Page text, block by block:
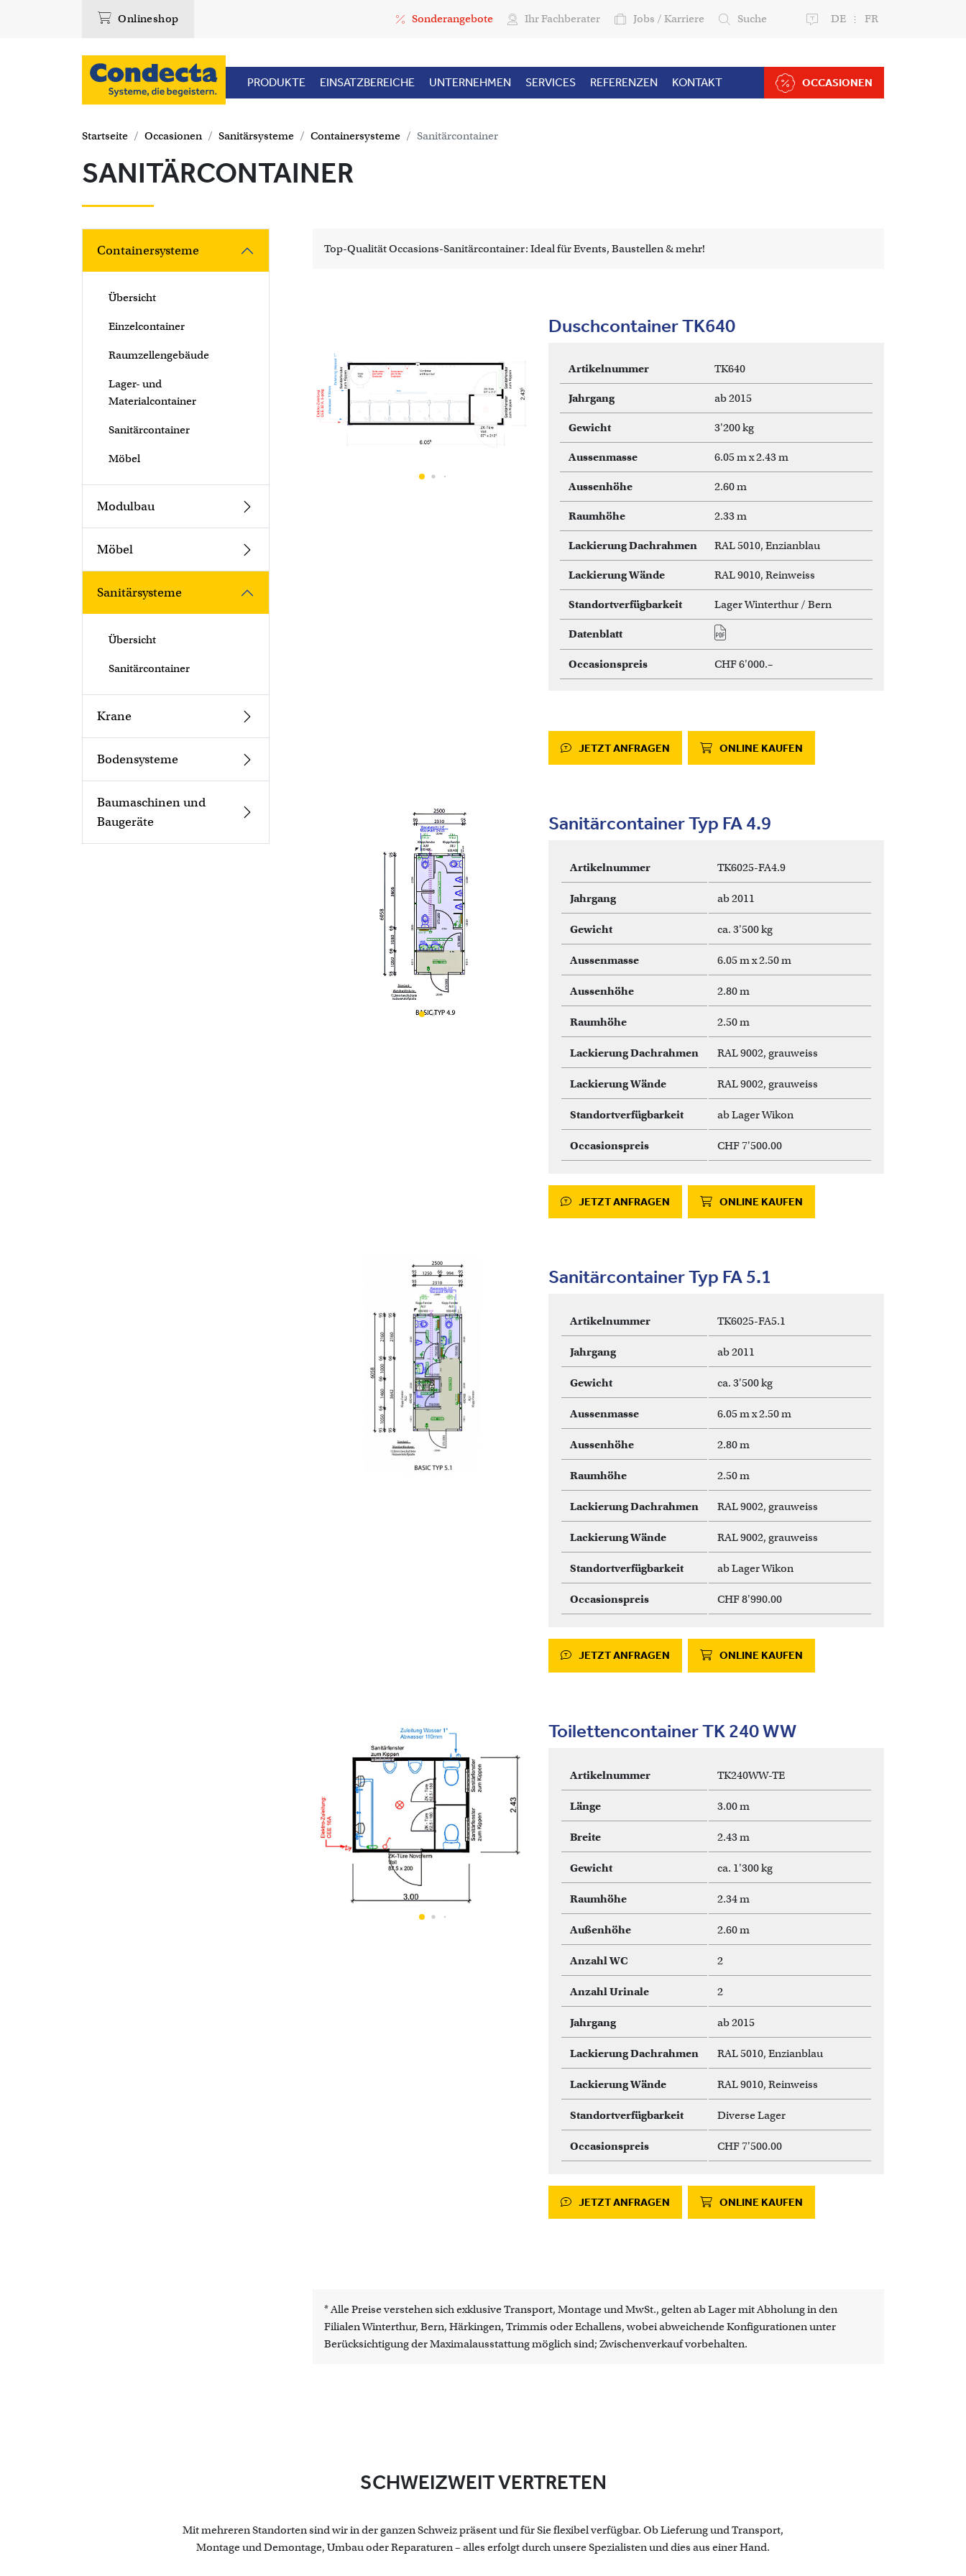
Onlineshop Top Menu
Sonderangebote Ihr Fachberater Jobs / Karriere Suche DE FR
PRODUKTE EINSATZBEREICHE UNTERNEHMEN SERVICES REFERENZEN KONTAKT OCCASIONEN
Startseite Occasionen Sanitärsysteme Containersysteme Sanitärcontainer
SANITÄRCONTAINER
Containersysteme
Übersicht
Einzelcontainer
Raumzellengebäude
Lager- und
Materialcontainer
Sanitärcontainer
Möbel
Modulbau
Möbel
Sanitärsysteme
Übersicht
Sanitärcontainer
Krane
Bodensysteme
Baumaschinen und
Baugeräte
Top-Qualität Occasions-Sanitärcontainer: Ideal für Events, Baustellen & mehr!
Duschcontainer TK640
Artikelnummer TK640
Jahrgang ab 2015
Gewicht 3'200 kg
Aussenmasse 6.05 m x 2.43 m
Aussenhöhe 2.60 m
Raumhöhe 2.33 m
Lackierung Dachrahmen RAL 5010, Enzianblau
Lackierung Wände RAL 9010, Reinweiss
Standortverfügbarkeit Lager Winterthur / Bern
Datenblatt Document
TK640.pdf
Occasionspreis CHF 6'000.–
JETZT ANFRAGEN ONLINE KAUFEN
Sanitärcontainer Typ FA 4.9
Artikelnummer TK6025-FA4.9
Jahrgang ab 2011
Gewicht ca. 3'500 kg
Aussenmasse 6.05 m x 2.50 m
Aussenhöhe 2.80 m
Raumhöhe 2.50 m
Lackierung Dachrahmen RAL 9002, grauweiss
Lackierung Wände RAL 9002, grauweiss
Standortverfügbarkeit ab Lager Wikon
Occasionspreis CHF 7'500.00
JETZT ANFRAGEN ONLINE KAUFEN
Sanitärcontainer Typ FA 5.1
Artikelnummer TK6025-FA5.1
Jahrgang ab 2011
Gewicht ca. 3'500 kg
Aussenmasse 6.05 m x 2.50 m
Aussenhöhe 2.80 m
Raumhöhe 2.50 m
Lackierung Dachrahmen RAL 9002, grauweiss
Lackierung Wände RAL 9002, grauweiss
Standortverfügbarkeit ab Lager Wikon
Occasionspreis CHF 8'990.00
JETZT ANFRAGEN ONLINE KAUFEN
Toilettencontainer TK 240 WW
Artikelnummer TK240WW-TE
Länge 3.00 m
Breite 2.43 m
Gewicht ca. 1'300 kg
Raumhöhe 2.34 m
Außenhöhe 2.60 m
Anzahl WC 2
Anzahl Urinale 2
Jahrgang ab 2015
Lackierung Dachrahmen RAL 5010, Enzianblau
Lackierung Wände RAL 9010, Reinweiss
Standortverfügbarkeit Diverse Lager
Occasionspreis CHF 7'500.00
JETZT ANFRAGEN ONLINE KAUFEN
* Alle Preise verstehen sich exklusive Transport, Montage und MwSt., gelten ab Lager mit Abholung in den
Filialen Winterthur, Bern, Härkingen, Trimmis oder Echallens, wobei abweichende Konfigurationen unter
Berücksichtigung der Maximalausstattung möglich sind; Zwischenverkauf vorbehalten.
SCHWEIZWEIT VERTRETEN
Mit mehreren Standorten sind wir in der ganzen Schweiz präsent und für Sie flexibel verfügbar. Ob Lieferung und Transport,
Montage und Demontage, Umbau oder Reparaturen – alles erfolgt durch unsere Spezialisten und dies aus einer Hand.